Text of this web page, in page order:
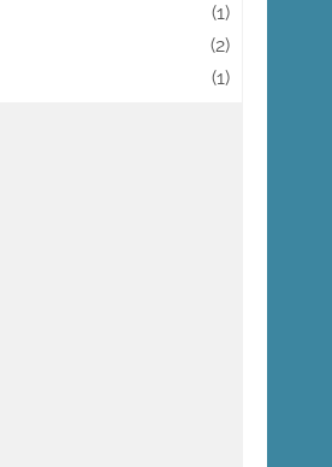
(1)
(2)
(1)